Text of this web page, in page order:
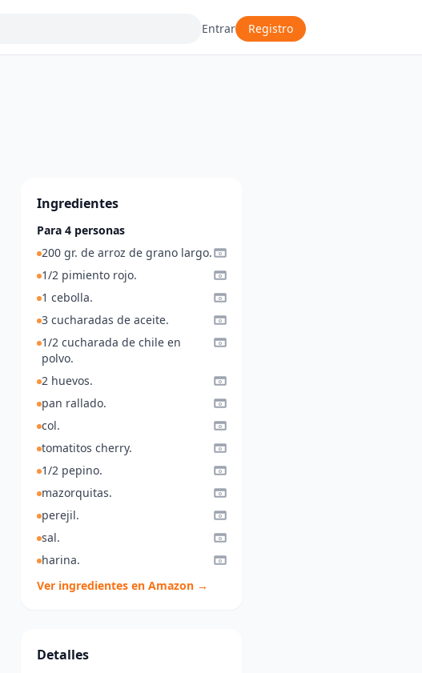
Entrar Registro
Ingredientes
Para 4 personas
200 gr. de arroz de grano largo.
1/2 pimiento rojo.
1 cebolla.
3 cucharadas de aceite.
1/2 cucharada de chile en
polvo.
2 huevos.
pan rallado.
col.
tomatitos cherry.
1/2 pepino.
mazorquitas.
perejil.
sal.
harina.
Ver ingredientes en Amazon →
Detalles